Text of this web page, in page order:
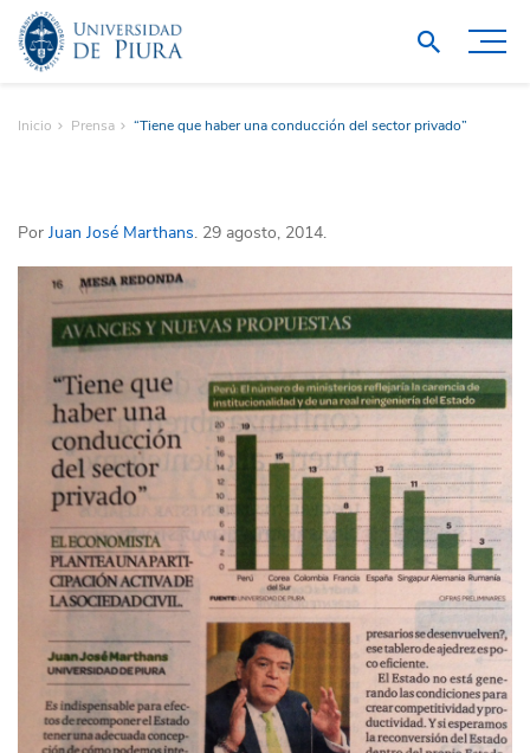
Inicio Prensa “Tiene que haber una conducción del sector privado”
Por Juan José Marthans. 29 agosto, 2014.